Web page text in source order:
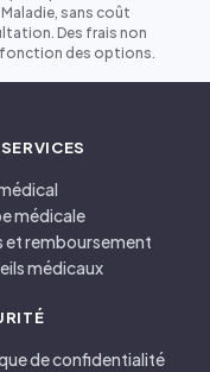
sans coût
Des frais non
fonction des options.
médicale
et remboursement
médicaux
de confidentialité